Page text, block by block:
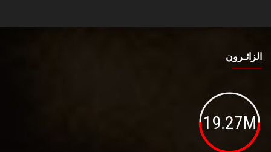
الزائـرون
19.27M